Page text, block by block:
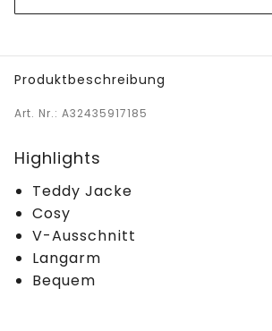
Produktbeschreibung
Art. Nr.: A32435917185
Highlights
Teddy Jacke
Cosy
V-Ausschnitt
Langarm
Bequem